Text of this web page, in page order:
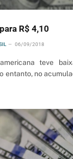
R$ 4,10
06/09/2018
teve
entanto, no